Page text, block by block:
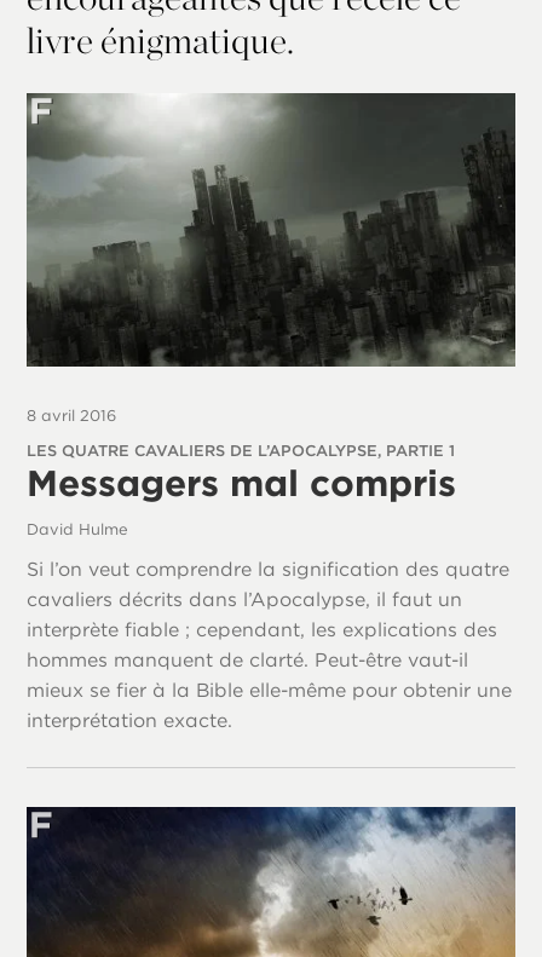
livre énigmatique.
8 avril 2016
LES QUATRE CAVALIERS DE L’APOCALYPSE, PARTIE 1
Messagers mal compris
David Hulme
Si l’on veut comprendre la signification des quatre
cavaliers décrits dans l’Apocalypse, il faut un
interprète fiable ; cependant, les explications des
hommes manquent de clarté. Peut-être vaut-il
mieux se fier à la Bible elle-même pour obtenir une
interprétation exacte.